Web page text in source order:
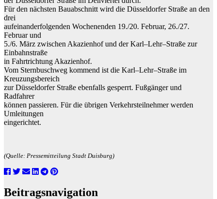
Für den nächsten Bauabschnitt wird die Düsseldorfer Straße an den
drei
aufeinanderfolgenden Wochenenden 19./20. Februar, 26./27.
Februar und
5./6. März zwischen Akazienhof und der Karl–Lehr–Straße zur
Einbahnstraße
in Fahrtrichtung Akazienhof.
Vom Sternbuschweg kommend ist die Karl–Lehr–Straße im
Kreuzungsbereich
zur Düsseldorfer Straße ebenfalls gesperrt. Fußgänger und
Radfahrer
können passieren. Für die übrigen Verkehrsteilnehmer werden
Umleitungen
eingerichtet.
(Quelle: Pressemitteilung Stadt Duisburg)
Beitragsnavigation